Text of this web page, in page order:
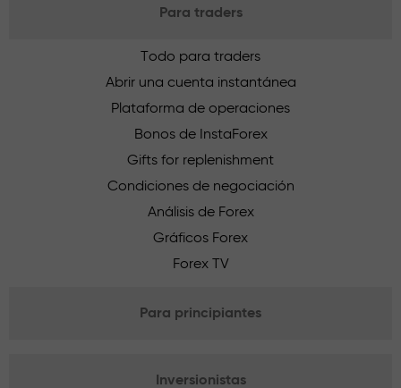
Para traders
Todo para traders
Abrir una cuenta instantánea
Plataforma de operaciones
Bonos de InstaForex
Gifts for replenishment
Condiciones de negociación
Análisis de Forex
Gráficos Forex
Forex TV
Para principiantes
Inversionistas